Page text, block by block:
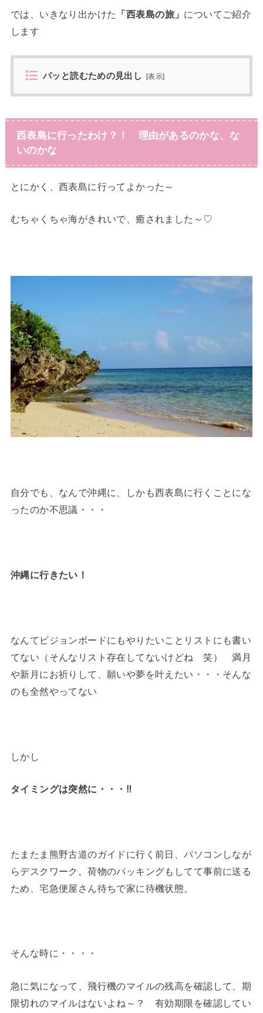
では、いきなり出かけた 「西表島の旅」 についてご紹介
します
パッと読むための見出し [表示]
西表島に行ったわけ？！ 理由があるのかな、な
いのかな
とにかく、西表島に行ってよかった～
むちゃくちゃ海がきれいで、癒されました～♡
自分でも、なんで沖縄に、しかも西表島に行くことにな
ったのか不思議・・・
沖縄に行きたい！
なんてビジョンボードにもやりたいことリストにも書い
てない（そんなリスト存在してないけどね 笑） 満月
や新月にお祈りして、願いや夢を叶えたい・・・そんな
のも全然やってない
しかし
タイミングは突然に・・・‼
たまたま熊野古道のガイドに行く前日、パソコンしなが
らデスクワーク。荷物のパッキングもしてて事前に送る
ため、宅急便屋さん待ちで家に待機状態。
そんな時に・・・・
急に気になって、飛行機のマイルの残高を確認して、期
限切れのマイルはないよね～？ 有効期限を確認してい